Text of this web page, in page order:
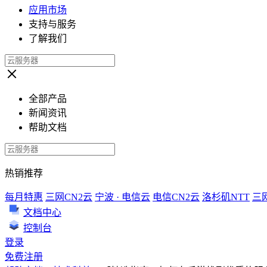
应用市场
支持与服务
了解我们
全部产品
新闻资讯
帮助文档
热销推荐
每月特惠 三网CN2云 宁波 · 电信云 电信CN2云 洛杉矶NTT 三
文档中心
控制台
登录
免费注册